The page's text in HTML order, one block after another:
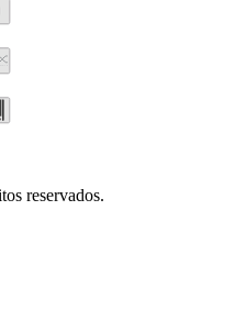
reservados.